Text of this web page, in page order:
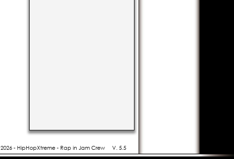
V. 5.5
2026 - HipHopXtreme - Rap in Jam Crew